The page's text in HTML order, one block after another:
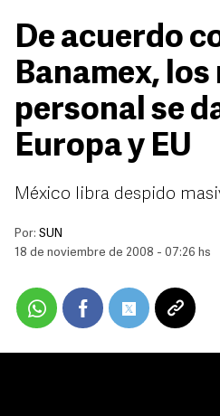
De acuerdo
Banamex,
personal se
Europa y EU
México libra despido
Por: SUN
18 de noviembre de 2008 - 07:26 hs